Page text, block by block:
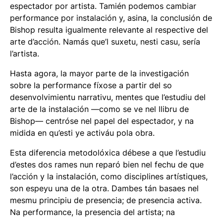
espectador por artista. Tamién podemos cambiar
performance por instalación y, asina, la conclusión de
Bishop resulta igualmente relevante al respective del
arte d’acción. Namás que’l suxetu, nesti casu, sería
l’artista.
Hasta agora, la mayor parte de la investigación
sobre la performance fíxose a partir del so
desenvolvimientu narrativu, mentes que l’estudiu del
arte de la instalación —como se ve nel llibru de
Bishop— centróse nel papel del espectador, y na
midida en qu’esti ye activáu pola obra.
Esta diferencia metodolóxica débese a que l’estudiu
d’estes dos rames nun reparó bien nel fechu de que
l’acción y la instalación, como disciplines artístiques,
son espeyu una de la otra. Dambes tán basaes nel
mesmu principiu de presencia; de presencia activa.
Na performance, la presencia del artista; na